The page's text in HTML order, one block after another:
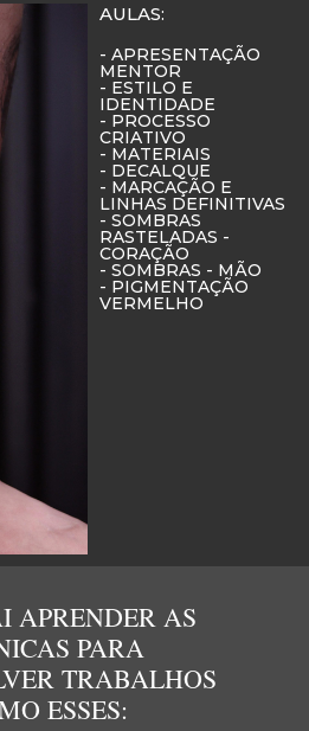
AULAS:
- APRESENTAÇÃO
MENTOR
- ESTILO E
IDENTIDADE
- PROCESSO
CRIATIVO
- MATERIAIS
- DECALQUE
- MARCAÇÃO E
LINHAS DEFINITIVAS
- SOMBRAS
RASTELADAS -
CORAÇÃO
- SOMBRAS - MÃO
- PIGMENTAÇÃO
VERMELHO
APRENDER AS
PARA
TRABALHOS
ESSES: